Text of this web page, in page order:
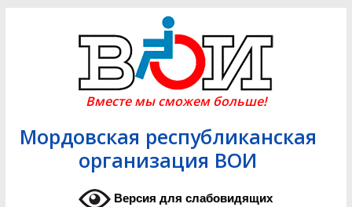
Вместе мы сможем больше!
Мордовская республиканская
организация ВОИ
Версия для слабовидящих